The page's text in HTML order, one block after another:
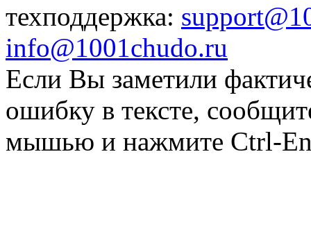
техподдержка:
info@1001chudo.ru
Если Вы заметили
ошибку в тексте,
мышью и нажмите Ctrl-